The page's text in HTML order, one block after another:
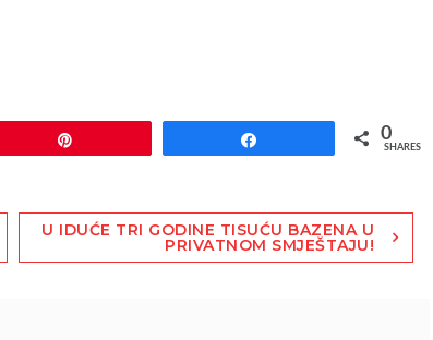
0
SHARES
U IDUĆE TRI GODINE TISUĆU BAZENA U
PRIVATNOM SMJEŠTAJU!